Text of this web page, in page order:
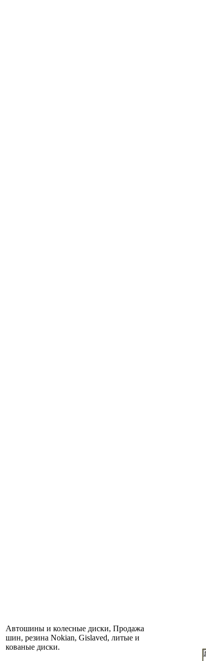
Автошины и колесные диски, Продажа
шин, резина Nokian, Gislaved, литые и
кованые диски.